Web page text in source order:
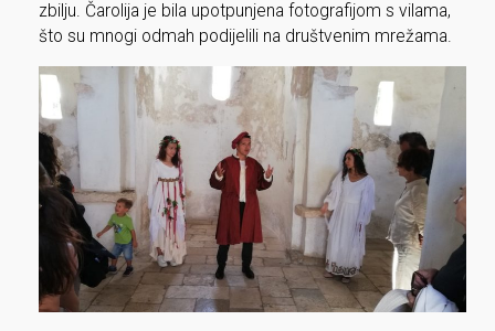
zbilju. Čarolija je bila upotpunjena fotografijom s vilama,
što su mnogi odmah podijelili na društvenim mrežama.